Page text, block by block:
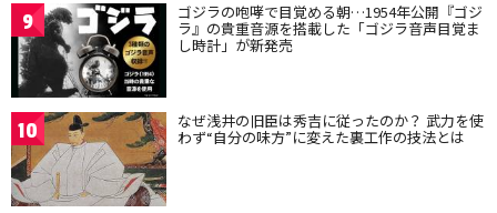
9 ゴジラの咆哮で目覚める朝…1954年公開『ゴジ
ラ』の貴重音源を搭載した「ゴジラ音声目覚ま
し時計」が新発売
10 なぜ浅井の旧臣は秀吉に従ったのか？ 武力を使
わず“自分の味方”に変えた裏工作の技法とは